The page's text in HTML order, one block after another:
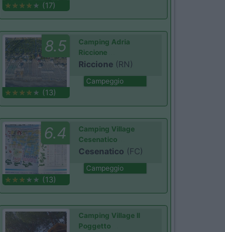
(17)
8.5
(13)
Camping Adria
Riccione
Riccione (RN)
Campeggio
6.4
(13)
Camping Village
Cesenatico
Cesenatico (FC)
Campeggio
Camping Village Il
Poggetto